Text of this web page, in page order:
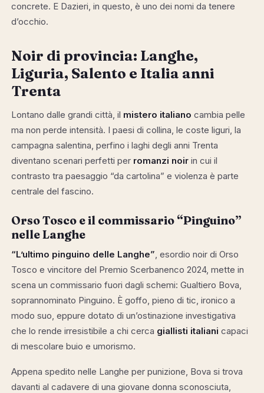
concrete. E Dazieri, in questo, è uno dei nomi da tenere
d’occhio.
Noir di provincia: Langhe,
Liguria, Salento e Italia anni
Trenta
Lontano dalle grandi città, il mistero italiano cambia pelle
ma non perde intensità. I paesi di collina, le coste liguri, la
campagna salentina, perfino i laghi degli anni Trenta
diventano scenari perfetti per romanzi noirin cui il
contrasto tra paesaggio “da cartolina” e violenza è parte
centrale del fascino.
Orso Tosco e il commissario “Pinguino”
nelle Langhe
“L’ultimo pinguino delle Langhe”, esordio noir di Orso
Tosco e vincitore del Premio Scerbanenco 2024, mette in
scena un commissario fuori dagli schemi: Gualtiero Bova,
soprannominato Pinguino. È goffo, pieno di tic, ironico a
modo suo, eppure dotato di un’ostinazione investigativa
che lo rende irresistibile a chi cerca giallisti italiani capaci
di mescolare buio e umorismo.
Appena spedito nelle Langhe per punizione, Bova si trova
davanti al cadavere di una giovane donna sconosciuta,